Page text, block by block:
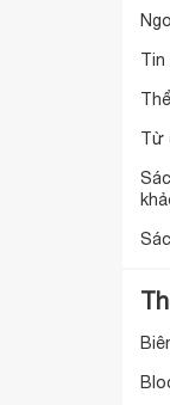
Tin
Từ